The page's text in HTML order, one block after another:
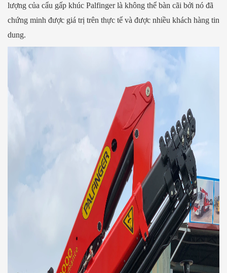
lượng của cẩu gấp khúc Palfinger là không thể bàn cãi bởi nó đã
chứng minh được giá trị trên thực tế và được nhiều khách hàng tin
dung.